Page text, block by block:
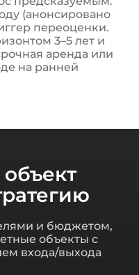
(анонсировано
переоценки.
3–5 лет и
аренда или
на ранней
и бюджетом,
объекты с
входа/выхода